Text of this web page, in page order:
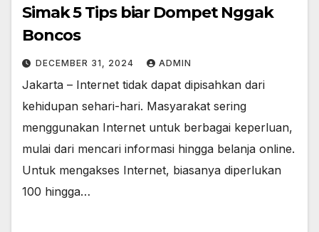
Simak 5 Tips biar Dompet Nggak
Boncos
DECEMBER 31, 2024 ADMIN
Jakarta – Internet tidak dapat dipisahkan dari
kehidupan sehari-hari. Masyarakat sering
menggunakan Internet untuk berbagai keperluan,
mulai dari mencari informasi hingga belanja online.
Untuk mengakses Internet, biasanya diperlukan
100 hingga…